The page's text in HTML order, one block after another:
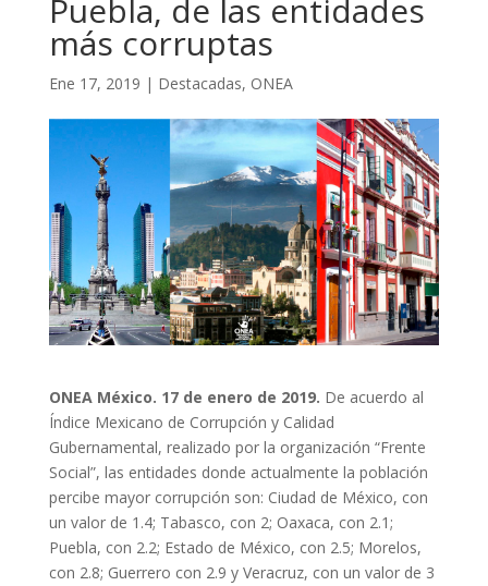
Puebla, de las entidades
más corruptas
Ene 17, 2019 | Destacadas, ONEA
ONEA México. 17 de enero de 2019. De acuerdo al
Índice Mexicano de Corrupción y Calidad
Gubernamental, realizado por la organización “Frente
Social”, las entidades donde actualmente la población
percibe mayor corrupción son: Ciudad de México, con
un valor de 1.4; Tabasco, con 2; Oaxaca, con 2.1;
Puebla, con 2.2; Estado de México, con 2.5; Morelos,
con 2.8; Guerrero con 2.9 y Veracruz, con un valor de 3